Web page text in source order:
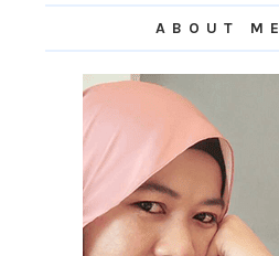
ABOUT ME